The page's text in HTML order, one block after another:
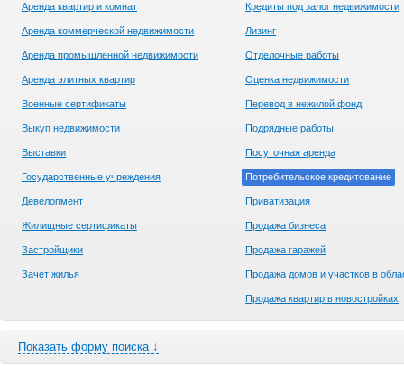
Аренда квартир и комнат
Аренда коммерческой недвижимости
Аренда промышленной недвижимости
Аренда элитных квартир
Военные сертификаты
Выкуп недвижимости
Выставки
Государственные учреждения
Девелопмент
Жилищные сертификаты
Застройщики
Зачет жилья
Кредиты под залог недвижимости
Лизинг
Отделочные работы
Оценка недвижимости
Перевод в нежилой фонд
Подрядные работы
Посуточная аренда
Потребительское кредитование
Приватизация
Продажа бизнеса
Продажа гаражей
Продажа домов и участков в
Продажа квартир в новостройках
Показать форму поиска ↓